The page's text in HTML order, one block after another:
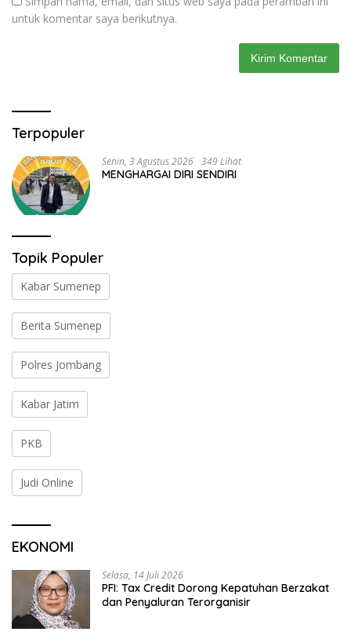
untuk komentar saya berikutnya.
Terpopuler
Senin, 3 Agustus 2026 349 Lihat
MENGHARGAI DIRI SENDIRI
Topik Populer
Kabar Sumenep
Berita Sumenep
Polres Jombang
Kabar Jatim
PKB
Judi Online
EKONOMI
Selasa, 14 Juli 2026
PFI: Tax Credit Dorong Kepatuhan Berzakat
dan Penyaluran Terorganisir